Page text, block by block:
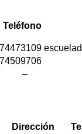
Teléfono
–
Dirección